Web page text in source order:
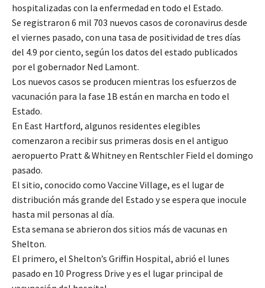
hospitalizadas con la enfermedad en todo el Estado.
Se registraron 6 mil 703 nuevos casos de coronavirus desde
el viernes pasado, con una tasa de positividad de tres días
del 4.9 por ciento, según los datos del estado publicados
por el gobernador Ned Lamont.
Los nuevos casos se producen mientras los esfuerzos de
vacunación para la fase 1B están en marcha en todo el
Estado.
En East Hartford, algunos residentes elegibles
comenzaron a recibir sus primeras dosis en el antiguo
aeropuerto Pratt & Whitney en Rentschler Field el domingo
pasado.
El sitio, conocido como Vaccine Village, es el lugar de
distribución más grande del Estado y se espera que inocule
hasta mil personas al día.
Esta semana se abrieron dos sitios más de vacunas en
Shelton.
El primero, el Shelton’s Griffin Hospital, abrió el lunes
pasado en 10 Progress Drive y es el lugar principal de